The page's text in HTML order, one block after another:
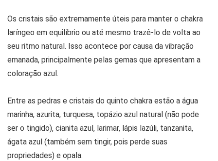
Os cristais são extremamente úteis para manter o chakra
laríngeo em equilíbrio ou até mesmo trazê-lo de volta ao
seu ritmo natural. Isso acontece por causa da vibração
emanada, principalmente pelas gemas que apresentam a
coloração azul.
Entre as pedras e cristais do quinto chakra estão a água
marinha, azurita, turquesa, topázio azul natural (não pode
ser o tingido), cianita azul, larimar, lápis lazúli, tanzanita,
ágata azul (também sem tingir, pois perde suas
propriedades) e opala.